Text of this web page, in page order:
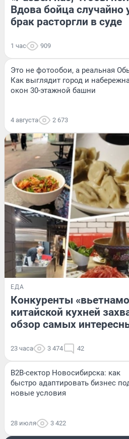
Вдова бойца случайно
брак расторгли в суде
1 час 909
Это не фотообои, а реальная
Как выглядит город и
окон 30-этажной башни
4 августа 2 673
ЕДА
Конкуренты
китайской кухней
обзор самых
23 часа 3 474 42
B2B-сектор Новосибирска: как
быстро адаптировать бизнес
новые условия
28 июля 3 422